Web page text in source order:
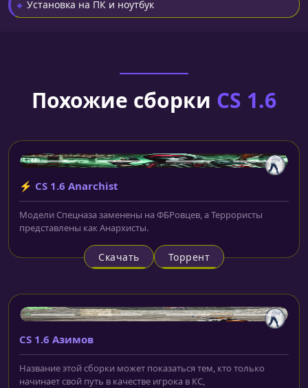
Установка на ПК и ноутбук
Похожие сборки CS 1.6
⚡ CS 1.6 Anarchist
Модели Спецназа заменены на ФБРовцев, а Террористы
представлены как Анархисты.
Скачать Торрент
CS 1.6 Азимов
Название этой сборки может показаться тем, кто только
начинает свой путь в качестве игрока в КС,